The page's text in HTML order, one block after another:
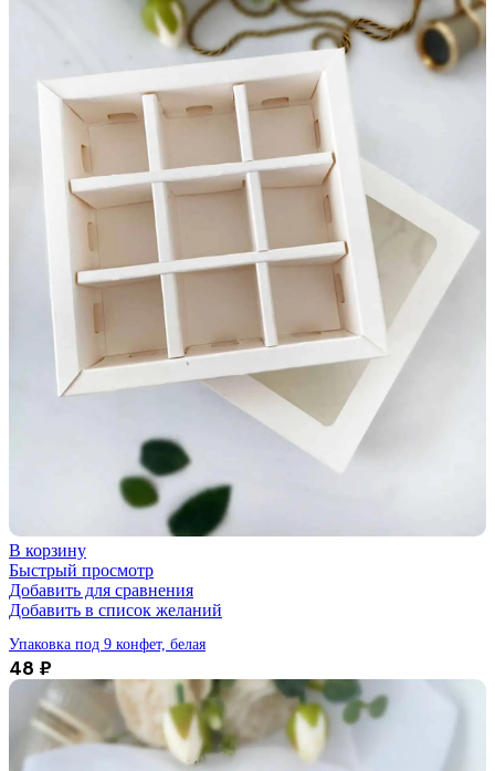
В корзину
Быстрый просмотр
Добавить для сравнения
Добавить в список желаний
Упаковка под 9 конфет, белая
48 ₽